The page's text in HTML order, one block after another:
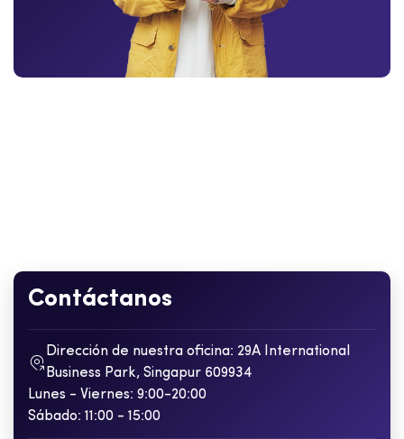
Contáctanos
Dirección de nuestra oficina: 29A International
Business Park, Singapur 609934
Lunes - Viernes: 9:00-20:00
Sábado: 11:00 - 15:00